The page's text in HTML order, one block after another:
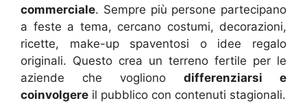
commerciale. Sempre più persone partecipano
a feste a tema, cercano costumi, decorazioni,
ricette, make-up spaventosi o idee regalo
originali. Questo crea un terreno fertile per le
aziende che vogliono differenziarsi e
coinvolgere il pubblico con contenuti stagionali.